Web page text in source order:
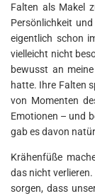
Falten als Makel
Persönlichkeit
eigentlich schon
vielleicht nicht
bewusst an
hatte. Ihre Falten
von Momenten
Emotionen – und
gab es davon
Krähenfüße
das nicht
sorgen, dass